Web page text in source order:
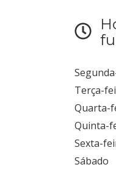
Terça-
Quarta-
Quinta-
Sexta-
Sábado